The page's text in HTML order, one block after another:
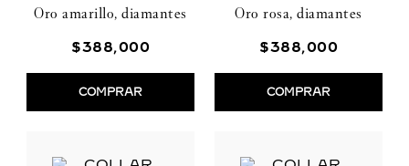
Oro amarillo, diamantes
$388,000
COMPRAR
Oro rosa, diamantes
$388,000
COMPRAR